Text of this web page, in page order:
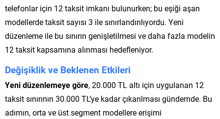
telefonlar için 12 taksit imkanı bulunurken; bu eşiği aşan
modellerde taksit sayısı 3 ile sınırlandırılıyordu. Yeni
düzenleme ile bu sınırın genişletilmesi ve daha fazla modelin
12 taksit kapsamına alınması hedefleniyor.
Değişiklik ve Beklenen Etkileri
Yeni düzenlemeye göre, 20.000 TL altı için uygulanan 12
taksit sınırının 30.000 TL’ye kadar çıkarılması gündemde. Bu
adımın, orta ve üst segment modellere erişimi